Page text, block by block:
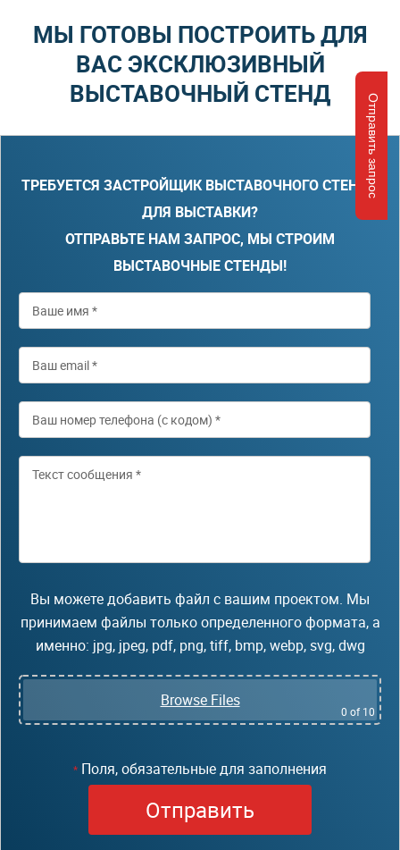
Отправить запрос
МЫ ГОТОВЫ ПОСТРОИТЬ ДЛЯ
ВАС ЭКСКЛЮЗИВНЫЙ
ВЫСТАВОЧНЫЙ СТЕНД
ТРЕБУЕТСЯ ЗАСТРОЙЩИК ВЫСТАВОЧНОГО СТЕНДА
ДЛЯ ВЫСТАВКИ?
ОТПРАВЬТЕ НАМ ЗАПРОС, МЫ СТРОИМ
ВЫСТАВОЧНЫЕ СТЕНДЫ!
Вы можете добавить файл с вашим проектом. Мы
принимаем файлы только определенного формата, а
именно: jpg, jpeg, pdf, png, tiff, bmp, webp, svg, dwg
Browse Files
0 of 10
* Поля, обязательные для заполнения